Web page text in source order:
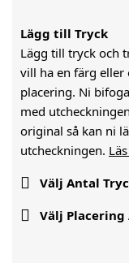
Lägg till Tryck
Lägg till tryck och
vill ha en färg
placering. Ni
med
original så kan ni
utcheckningen.
 Välj Antal
 Välj Placering